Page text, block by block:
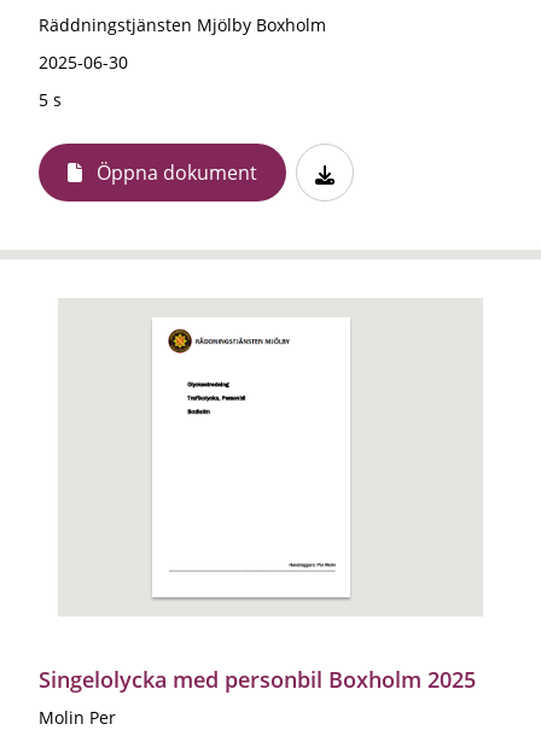
Räddningstjänsten Mjölby Boxholm
2025-06-30
5 s
Öppna dokument
Singelolycka med personbil Boxholm 2025
Molin Per